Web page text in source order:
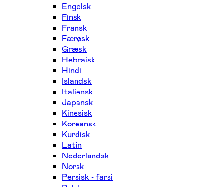
Engelsk
Finsk
Fransk
Færøsk
Græsk
Hebraisk
Hindi
Islandsk
Italiensk
Japansk
Kinesisk
Koreansk
Kurdisk
Latin
Nederlandsk
Norsk
Persisk - farsi